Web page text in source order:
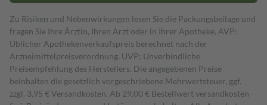
Zu Risiken und Nebenwirkungen lesen Sie die Packungsbeilage und
fragen Sie Ihre Ärztin, Ihren Arzt oder in Ihrer Apotheke. AVP:
Üblicher Apothekenverkaufspreis berechnet nach der
Arzneimittelpreisverordnung. UVP: Unverbindliche
Preisempfehlung des Herstellers. Die angegebenen Preise
beinhalten die gesetzlich vorgeschriebene Mehrwertsteuer, ggf.
zzgl. 3,95 € Versandkosten. Ab 29,00 € Bestell­wert versand­kosten­